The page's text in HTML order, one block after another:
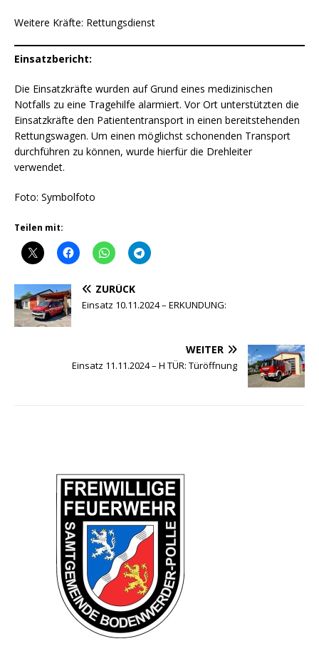
Weitere Kräfte: Rettungsdienst
Einsatzbericht:
Die Einsatzkräfte wurden auf Grund eines medizinischen
Notfalls zu eine Tragehilfe alarmiert. Vor Ort unterstützten die
Einsatzkräfte den Patiententransport in einen bereitstehenden
Rettungswagen. Um einen möglichst schonenden Transport
durchführen zu können, wurde hierfür die Drehleiter
verwendet.
Foto: Symbolfoto
Teilen mit:
ZURÜCK
Einsatz 10.11.2024 – ERKUNDUNG:
WEITER
Einsatz 11.11.2024 – H TÜR: Türöffnung